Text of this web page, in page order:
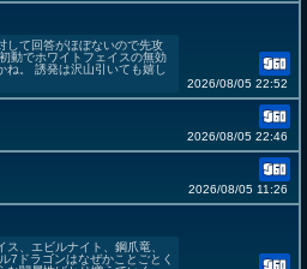
して回答がほぼないので先攻
動でホワイトフェイスの無効
ね。 誘発は沢山引いても嬉し
2026/08/05 22:52
2026/08/05 22:46
2026/08/05 11:26
、エビルナイト、鋼爪竜、
7ドラゴンはなぜかことごとく